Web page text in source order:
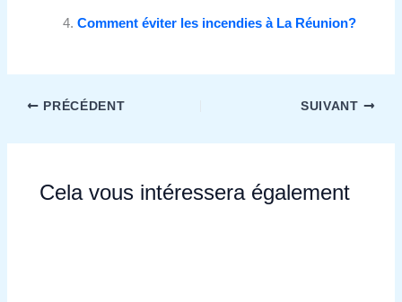
Comment éviter les incendies à La Réunion?
PRÉCÉDENT SUIVANT
Cela vous intéressera également